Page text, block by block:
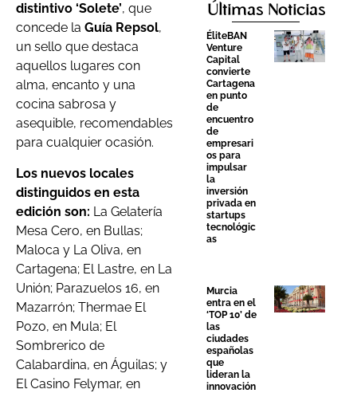
distintivo ‘Solete’, que
concede la Guía Repsol,
un sello que destaca
aquellos lugares con
alma, encanto y una
cocina sabrosa y
asequible, recomendables
para cualquier ocasión.
Los nuevos locales
distinguidos en esta
edición son: La Gelatería
Mesa Cero, en Bullas;
Maloca y La Oliva, en
Cartagena; El Lastre, en La
Unión; Parazuelos 16, en
Mazarrón; Thermae El
Pozo, en Mula; El
Sombrerico de
Calabardina, en Águilas; y
El Casino Felymar, en
Últimas Noticias
ÉliteBAN
Venture
Capital
convierte
Cartagena
en punto
de
encuentro
de
empresari
os para
impulsar
la
inversión
privada en
startups
tecnológic
as
Murcia
entra en el
‘TOP 10’ de
las
ciudades
españolas
que
lideran la
innovación